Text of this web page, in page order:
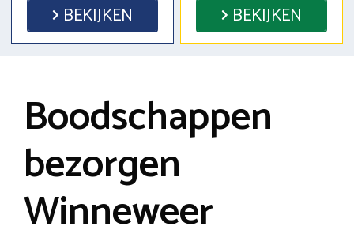
BEKIJKEN BEKIJKEN
Boodschappen
bezorgen
Winneweer